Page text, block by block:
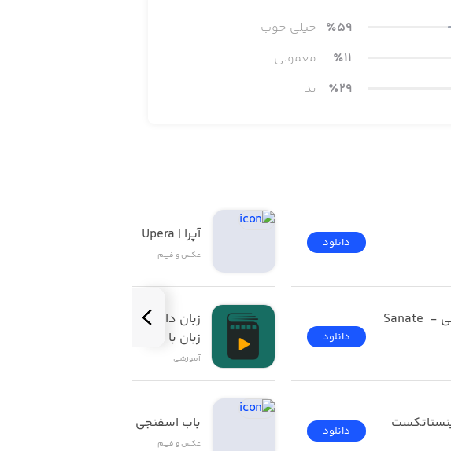
٪59
خیلی خوب
٪11
معمولی
٪29 بد
دانلود
صنعت عکاسی - Sanate
دانلود
دانلود
آپرا | Upera
عکس و فیلم
زبان با فیلم
آموزشی
باب اسفنجی
عکس و فیلم